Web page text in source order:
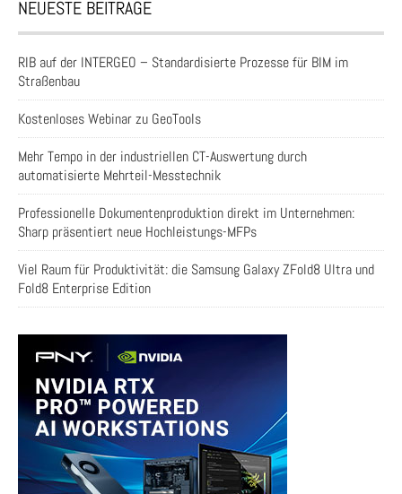
NEUESTE BEITRÄGE
RIB auf der INTERGEO – Standardisierte Prozesse für BIM im
Straßenbau
Kostenloses Webinar zu GeoTools
Mehr Tempo in der industriellen CT-Auswertung durch
automatisierte Mehrteil-Messtechnik
Professionelle Dokumentenproduktion direkt im Unternehmen:
Sharp präsentiert neue Hochleistungs-MFPs
Viel Raum für Produktivität: die Samsung Galaxy ZFold8 Ultra und
Fold8 Enterprise Edition